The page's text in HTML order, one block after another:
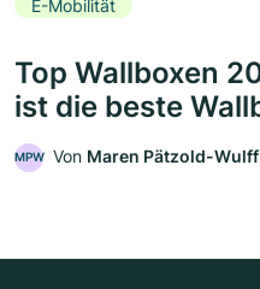
E-Mobilität
Top Wallboxen
ist die beste
MPW Von Maren Pätzold-Wulff